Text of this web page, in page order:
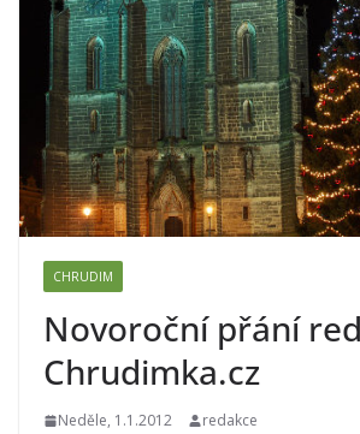
CHRUDIM
Novoroční přání
Chrudimka.cz
Neděle, 1.1.2012
redakce